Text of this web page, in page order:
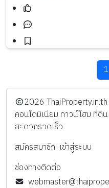
1
️2026
คอนโดมิเนียม ทาวน์โฮม ที่ดิ
สะดวกรวดเร็ว
สมัครสมาชิก เข้าสู่ระบบ
ช่องทางติดต่อ